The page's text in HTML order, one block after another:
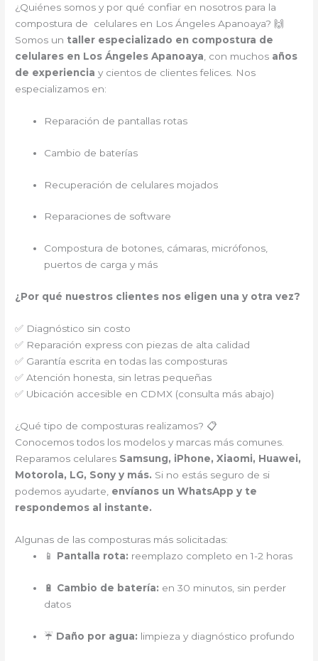
¿Quiénes somos y por qué confiar en nosotros para la
compostura de celulares en Los Ángeles Apanoaya? 🙌
Somos un taller especializado en compostura de
celulares en Los Ángeles Apanoaya , con muchos años
de experiencia y cientos de clientes felices. Nos
especializamos en:
Reparación de pantallas rotas
Cambio de baterías
Recuperación de celulares mojados
Reparaciones de software
Compostura de botones, cámaras, micrófonos,
puertos de carga y más
¿Por qué nuestros clientes nos eligen una y otra vez?
✅ Diagnóstico sin costo
✅ Reparación express con piezas de alta calidad
✅ Garantía escrita en todas las composturas
✅ Atención honesta, sin letras pequeñas
✅ Ubicación accesible en CDMX (consulta más abajo)
¿Qué tipo de composturas realizamos? 📋
Conocemos todos los modelos y marcas más comunes.
Reparamos celulares Samsung, iPhone, Xiaomi, Huawei,
Motorola, LG, Sony y más. Si no estás seguro de si
podemos ayudarte, envíanos un WhatsApp y te
respondemos al instante.
Algunas de las composturas más solicitadas:
📱 Pantalla rota: reemplazo completo en 1-2 horas
🔋 Cambio de batería: en 30 minutos, sin perder
datos
☔ Daño por agua: limpieza y diagnóstico profundo